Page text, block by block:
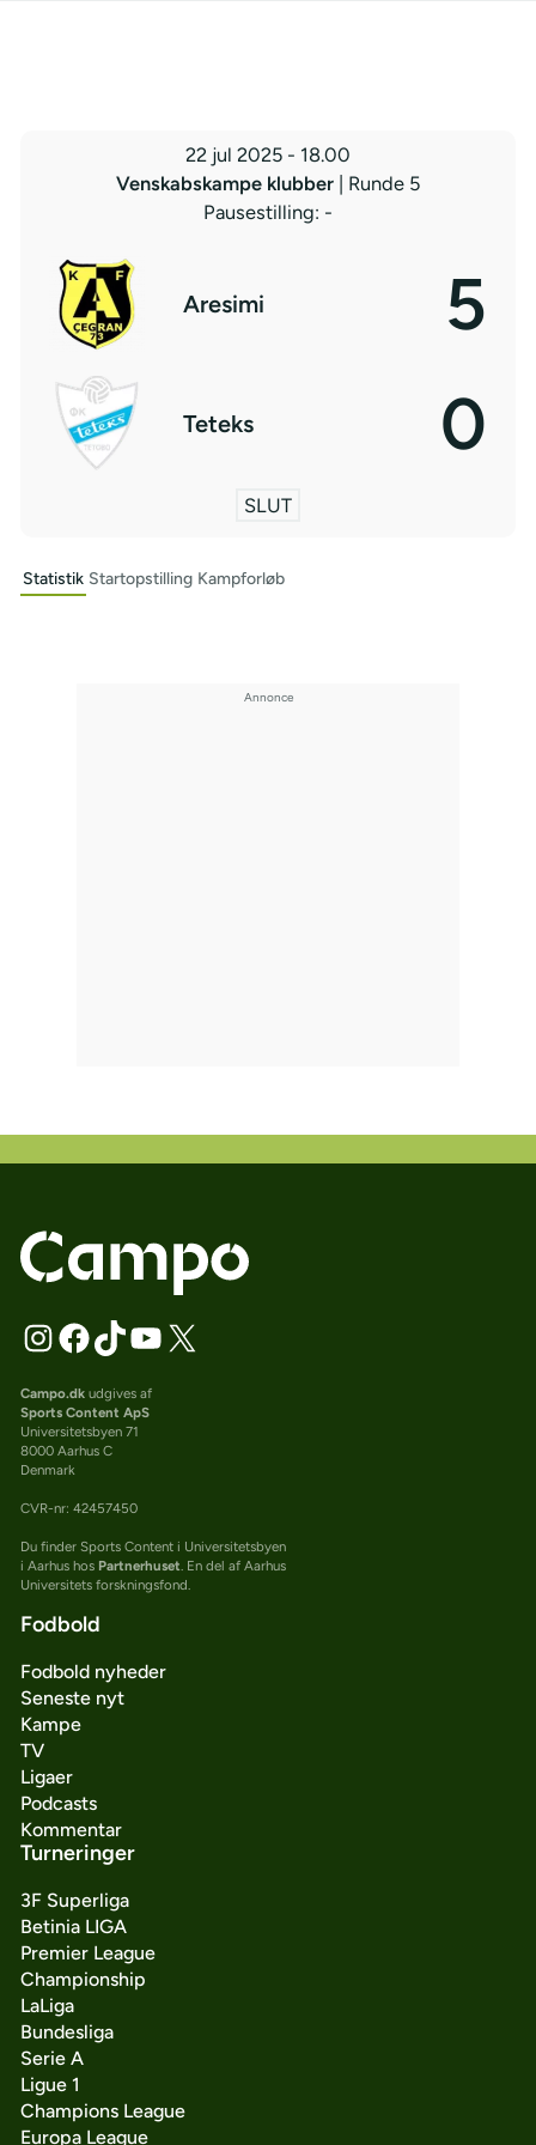
22 jul 2025 - 18.00
Venskabskampe klubber
| Runde 5
Pausestilling: -
Aresimi 5
Teteks 0
SLUT
Statistik Startopstilling Kampforløb
Campo.dkudgives af
Sports Content ApS
Universitetsbyen 71
8000 Aarhus C
Denmark
CVR-nr: 42457450
Du finder Sports Content i Universitetsbyen
i Aarhus hos Partnerhuset. En del af Aarhus
Universitets forskningsfond.
Fodbold
Fodbold nyheder
Seneste nyt
Kampe
TV
Ligaer
Podcasts
Kommentar
Turneringer
3F Superliga
Betinia LIGA
Premier League
Championship
LaLiga
Bundesliga
Serie A
Ligue 1
Champions League
Europa League